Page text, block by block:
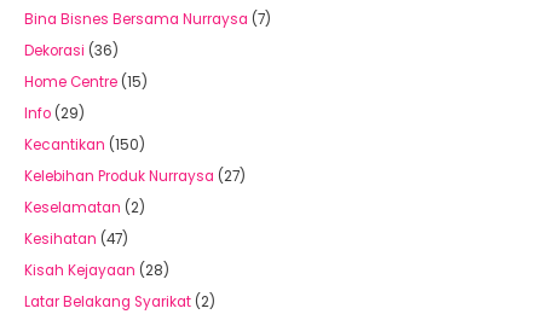
Bina Bisnes Bersama Nurraysa (7)
Dekorasi (36)
Home Centre (15)
Info (29)
Kecantikan (150)
Kelebihan Produk Nurraysa (27)
Keselamatan (2)
Kesihatan (47)
Kisah Kejayaan (28)
Latar Belakang Syarikat (2)